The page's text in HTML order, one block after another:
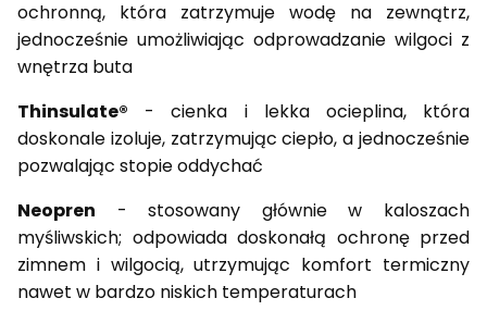
ochronną, która zatrzymuje wodę na zewnątrz,
jednocześnie umożliwiając odprowadzanie wilgoci z
wnętrza buta
Thinsulate® - cienka i lekka ocieplina, która
doskonale izoluje, zatrzymując ciepło, a jednocześnie
pozwalając stopie oddychać
Neopren - stosowany głównie w kaloszach
myśliwskich; odpowiada doskonałą ochronę przed
zimnem i wilgocią, utrzymując komfort termiczny
nawet w bardzo niskich temperaturach